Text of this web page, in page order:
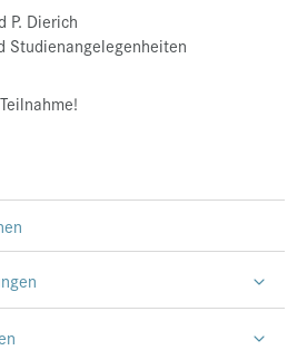
P. Dierich
Studienangelegenheiten